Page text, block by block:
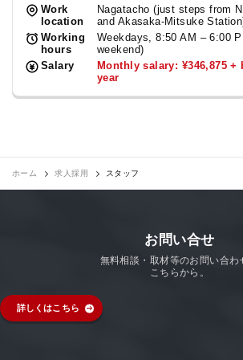
Work
location
Nagatacho (just steps from
and Akasaka-Mitsuke
Working
hours
Weekdays, 8:50 AM – 6:00
weekend)
Salary
Monthly salary: ¥346,875 +
year
ホーム 求人採用 スタッフ
お問い合せ
無料相談・取材等のお問い合わ
こちらから。
詳しくはこちら